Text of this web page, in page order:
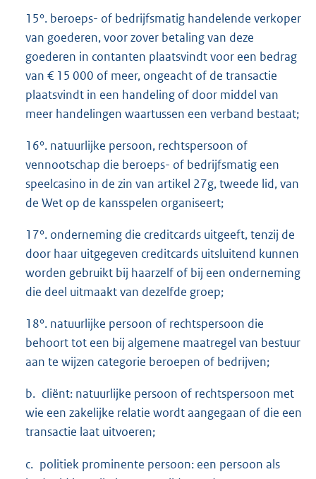
15°. beroeps- of bedrijfsmatig handelende verkoper
van goederen, voor zover betaling van deze
goederen in contanten plaatsvindt voor een bedrag
van € 15 000 of meer, ongeacht of de transactie
plaatsvindt in een handeling of door middel van
meer handelingen waartussen een verband bestaat;
16°. natuurlijke persoon, rechtspersoon of
vennootschap die beroeps- of bedrijfsmatig een
speelcasino in de zin van artikel 27g, tweede lid, van
de Wet op de kansspelen organiseert;
17°. onderneming die creditcards uitgeeft, tenzij de
door haar uitgegeven creditcards uitsluitend kunnen
worden gebruikt bij haarzelf of bij een onderneming
die deel uitmaakt van dezelfde groep;
18°. natuurlijke persoon of rechtspersoon die
behoort tot een bij algemene maatregel van bestuur
aan te wijzen categorie beroepen of bedrijven;
b. cliënt: natuurlijke persoon of rechtspersoon met
wie een zakelijke relatie wordt aangegaan of die een
transactie laat uitvoeren;
c. politiek prominente persoon: een persoon als